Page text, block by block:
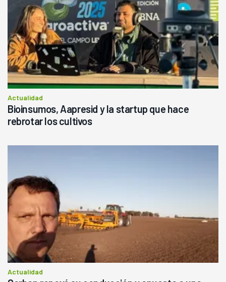
Actualidad
Bioinsumos, Aapresid y la startup que hace
rebrotar los cultivos
Actualidad